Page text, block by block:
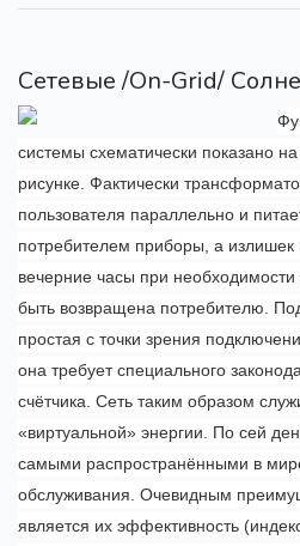
Сетевые /On-Grid/
системы схематически показано
рисунке. Фактически
пользователя параллельно и
потребителем приборы, а излишек
вечерние часы при необходимости
быть возвращена потребителю.
простая с точки зрения
она требует специального
счётчика. Сеть таким образом
«виртуальной» энергии. По сей
самыми распространёнными в
обслуживания. Очевидным
является их эффективность